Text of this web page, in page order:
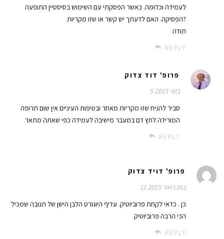
לעמידה וכדומה. כאשר הפסקתי עם השימוש בסיסטיין התופעה
הפסיקה. האם לדעתך יש קשר או שזו מקריות?
תודה
REPLY
פרופ' דוד צדוק
5 ביוני 2015
סביר להניח שזו מקריות מאחר ובטיפות העיניים אין שום תרופה
המורידה לחץ דם במעבר מישיבה לעמידה כפי שאתה מתאר
REPLY
פרופ' דויד צדוק
11 בפברואר 2015
כן . כדאי לקחת פרוביוטיק. עדיף היוגורט הלבן הישן של תנובה שמכיל
הכי הרבה פרוביוטיק
REPLY